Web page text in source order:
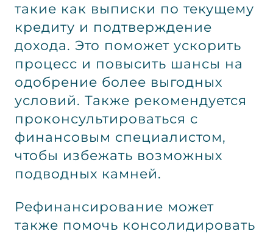
такие как выписки по текущему
кредиту и подтверждение
дохода. Это поможет ускорить
процесс и повысить шансы на
одобрение более выгодных
условий. Также рекомендуется
проконсультироваться с
финансовым специалистом,
чтобы избежать возможных
подводных камней.
Рефинансирование может
также помочь консолидировать